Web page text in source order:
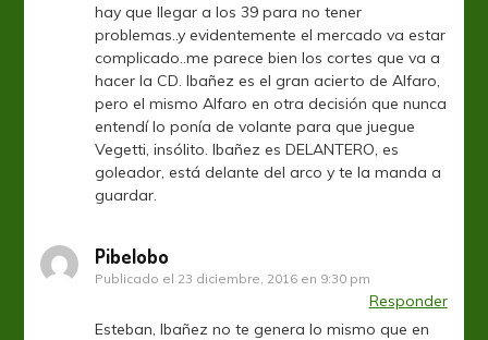
hay que llegar a los 39 para no tener
problemas..y evidentemente el mercado va estar
complicado..me parece bien los cortes que va a
hacer la CD. Ibañez es el gran acierto de Alfaro,
pero el mismo Alfaro en otra decisión que nunca
entendí lo ponía de volante para que juegue
Vegetti, insólito. Ibañez es DELANTERO, es
goleador, está delante del arco y te la manda a
guardar.
Pibelobo
Publicado el 23 diciembre, 2016 en 9:30 pm
Responder
Esteban, Ibañez no te genera lo mismo que en